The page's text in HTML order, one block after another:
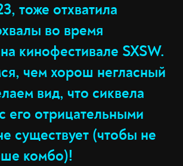
тоже отхватила
во время
кинофестивале SXSW.
чем хорош негласный
вид, что сиквела
с его отрицательными
существует (чтобы не
комбо)!